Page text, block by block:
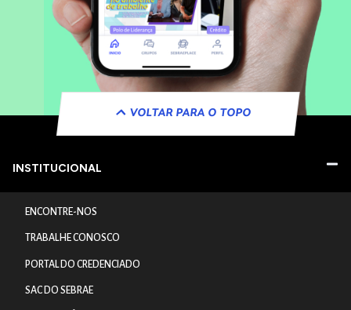
VOLTAR PARA O TOPO
INSTITUCIONAL
ENCONTRE-NOS
TRABALHE CONOSCO
PORTAL DO CREDENCIADO
SAC DO SEBRAE